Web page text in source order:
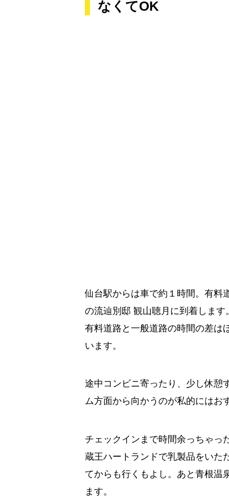
なくてOK
仙台駅からは車で約１時間。有料
の流辿別邸 観山聴月に到着します。
有料道路と一般道路の時間の差は
います。
途中コンビニ寄ったり、少し休憩
ム方面から向かうのが私的にはお
チェックインまで時間余っちゃっ
蔵王ハートランドで乳製品をいた
てからも行くもよし。あと青根温
ます。